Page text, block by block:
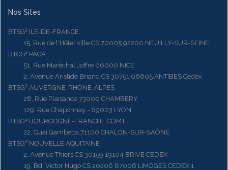
Nos Sites
BTSG² ILE-DE-FRANCE
15, Rue de l'Hôtel ville CS 70005 92200 NEUILLY-SUR-SEINE
BTGS² PACA
51, Rue Maréchal Joffre 06000 NICE
2, Avenue Aristide Briand CS 30751 06605 ANTIBES Cedex
BTSG² AUVERGNE-RHÔNE-ALPES
28, Rue Plaisance 73000 CHAMBERY
129, Rue Chaponnay - 69003 LYON
BTSG² BOURGOGNE-FRANCHE COMTE
22, Quai Gambetta 71100 CHALON-SUR-SAÔNE
BTSG² NOUVELLE AQUITAINE
2, Avenue Thiers CS 30159 19104 BRIVE CEDEX
19, Bd. Victor Hugo CS 20206 87006 LIMOGES CEDEX 1